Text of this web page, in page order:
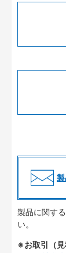
製品に関す
い。
※お取引（見